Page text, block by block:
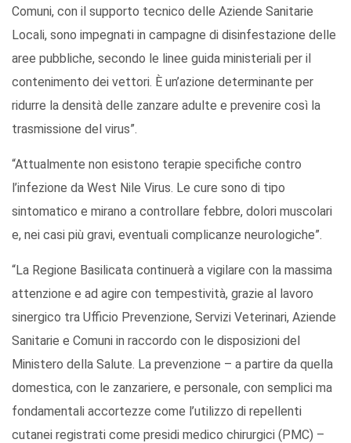
Comuni, con il supporto tecnico delle Aziende Sanitarie
Locali, sono impegnati in campagne di disinfestazione delle
aree pubbliche, secondo le linee guida ministeriali per il
contenimento dei vettori. È un’azione determinante per
ridurre la densità delle zanzare adulte e prevenire così la
trasmissione del virus”.
“Attualmente non esistono terapie specifiche contro
l’infezione da West Nile Virus. Le cure sono di tipo
sintomatico e mirano a controllare febbre, dolori muscolari
e, nei casi più gravi, eventuali complicanze neurologiche”.
“La Regione Basilicata continuerà a vigilare con la massima
attenzione e ad agire con tempestività, grazie al lavoro
sinergico tra Ufficio Prevenzione, Servizi Veterinari, Aziende
Sanitarie e Comuni in raccordo con le disposizioni del
Ministero della Salute. La prevenzione – a partire da quella
domestica, con le zanzariere, e personale, con semplici ma
fondamentali accortezze come l’utilizzo di repellenti
cutanei registrati come presidi medico chirurgici (PMC) –